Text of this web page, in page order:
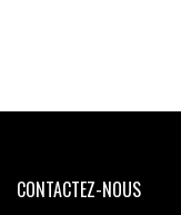
CONTACTEZ-NOUS